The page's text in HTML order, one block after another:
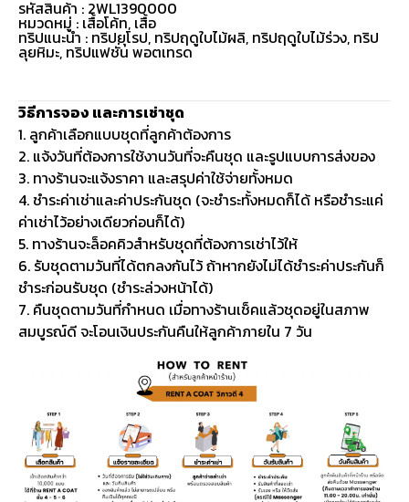
รหัสสินค้า : 2WL1390000
หมวดหมู่ : เสื้อโค้ท, เสื้อ
ทริปแนะนำ : ทริปยุโรป, ทริปฤดูใบไม้ผลิ, ทริปฤดูใบไม้ร่วง, ทริป
ลุยหิมะ, ทริปแฟชั่น พอตเทรด
วิธีการจอง และการเช่าชุด
1. ลูกค้าเลือกแบบชุดที่ลูกค้าต้องการ
2. แจ้งวันที่ต้องการใช้งานวันที่จะคืนชุด และรูปแบบการส่งของ
3. ทางร้านจะแจ้งราคา และสรุปค่าใช้จ่ายทั้งหมด
4. ชำระค่าเช่าและค่าประกันชุด (จะชำระทั้งหมดก็ได้ หรือชำระแค่
ค่าเช่าไว้อย่างเดียวก่อนก็ได้)
5. ทางร้านจะล็อคคิวสำหรับชุดที่ต้องการเช่าไว้ให้
6. รับชุดตามวันที่ได้ตกลงกันไว้ ถ้าหากยังไม่ได้ชำระค่าประกันก็
ชำระก่อนรับชุด (ชำระล่วงหน้าได้)
7. คืนชุดตามวันที่กำหนด เมื่อทางร้านเช็คแล้วชุดอยู่ในสภาพ
สมบูรณ์ดี จะโอนเงินประกันคืนให้ลูกค้าภายใน 7 วัน